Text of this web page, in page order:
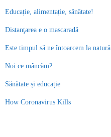
Educație, alimentație, sănătate!
Distanţarea e o mascaradă
Este timpul să ne întoarcem la natură
Noi ce mâncăm?
Sănătate și educație
How Coronavirus Kills